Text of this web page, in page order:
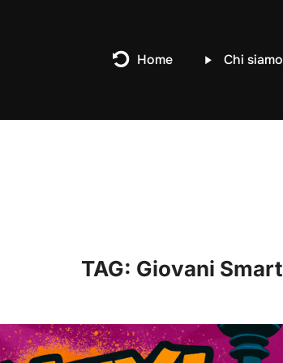
Home Chi siamo
TAG: Giovani Smart